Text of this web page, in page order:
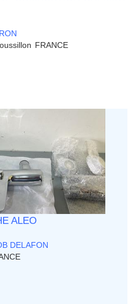
FRANCE
ALEO
DELAFON